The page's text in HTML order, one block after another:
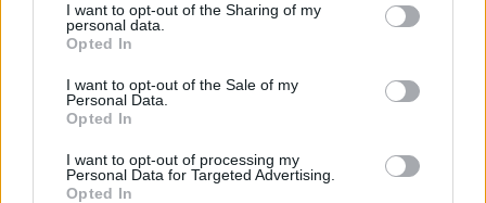
I want to opt-out of the Sharing of my
personal data.
Opted In
I want to opt-out of the Sale of my
Personal Data.
Opted In
I want to opt-out of processing my
Personal Data for Targeted Advertising.
Opted In
El mágico mundo del cine es una ventana abierta al
todo lo que le rodea, inclusive las tristes realidades,
injusticias y atropellos que se comenten a diario
hacia niños, mujeres y hombres, vulnerando todos
sus derechos.